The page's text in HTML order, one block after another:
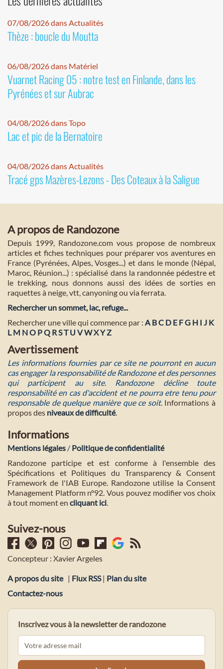
07/08/2026 dans Actualités
Thèze : boucle du Moutta
06/08/2026 dans Matériel
Vuarnet Racing 05 : notre test en Finlande, dans les
Pyrénées et sur Aubrac
04/08/2026 dans Topo
Lac et pic de la Bernatoire
04/08/2026 dans Actualités
Tracé gps Mazères-Lezons - Des Coteaux à la Saligue
A propos de Randozone
Depuis 1999, Randozone.com vous propose de nombreux
articles et fiches techniques pour préparer vos aventures en
France (Pyrénées, Alpes, Vosges...) et dans le monde (Népal,
Maroc, Réunion...) : spécialisé dans la randonnée pédestre et
le trekking, nous donnons aussi des idées de sorties en
raquettes à neige, vtt, canyoning ou via ferrata.
Rechercher un sommet, lac, refuge...
Rechercher une ville qui commence par : A BC D E FG H I J K
L M NO PQ R ST U VWXY Z
Avertissement
Les informations fournies par ce site ne pourront en aucun
cas engager la responsabilité de Randozone et des personnes
qui participent au site. Randozone décline toute
responsabilité en cas d'accident et ne pourra etre tenu pour
responsable de quelque manière que ce soit. Informations à
propos des niveaux de difficulté.
Informations
Mentions légales / Politique de confidentialité
Randozone participe et est conforme à l'ensemble des
Spécifications et Politiques du Transparency & Consent
Framework de l'IAB Europe. Randozone utilise la Consent
Management Platform n°92. Vous pouvez modifier vos choix
à tout moment en cliquant ici
Suivez-nous
Concepteur : Xavier Argeles
A propos du site | Flux RSS| Plan du site
Contactez-nous
Inscrivez vous à la newsletter de randozone